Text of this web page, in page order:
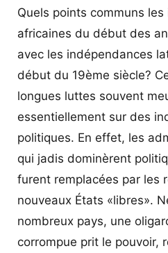
Quels points communs
africaines du début des
avec les indépendances
début du 19ème siècle?
longues luttes souvent
essentiellement sur des
politiques. En effet, les
qui jadis dominèrent
furent remplacées par les
nouveaux États «libres».
nombreux pays, une
corrompue prit le pouvoir,